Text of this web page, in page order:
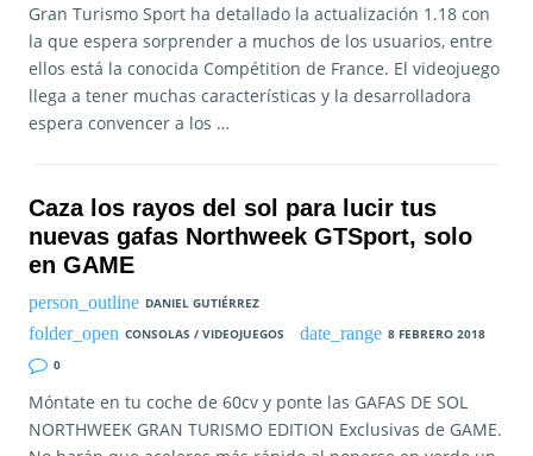
Gran Turismo Sport ha detallado la actualización 1.18 con
la que espera sorprender a muchos de los usuarios, entre
ellos está la conocida Compétition de France. El videojuego
llega a tener muchas características y la desarrolladora
espera convencer a los …
Caza los rayos del sol para lucir tus
nuevas gafas Northweek GTSport, solo
en GAME
DANIEL GUTIÉRREZ
CONSOLAS / VIDEOJUEGOS
8 FEBRERO 2018
0
Móntate en tu coche de 60cv y ponte las GAFAS DE SOL
NORTHWEEK GRAN TURISMO EDITION Exclusivas de GAME.